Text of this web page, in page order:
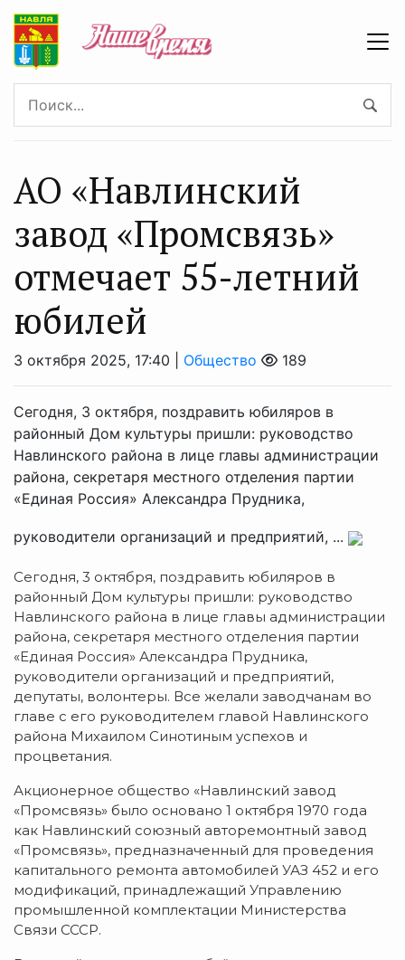
АО «Навлинский
завод «Промсвязь»
отмечает 55-летний
юбилей
3 октября 2025, 17:40 | Общество 189
Сегодня, 3 октября, поздравить юбиляров в
районный Дом культуры пришли: руководство
Навлинского района в лице главы администрации
района, секретаря местного отделения партии
«Единая Россия» Александра Прудника,
руководители организаций и предприятий, ...
Сегодня, 3 октября, поздравить юбиляров в
районный Дом культуры пришли: руководство
Навлинского района в лице главы администрации
района, секретаря местного отделения партии
«Единая Россия» Александра Прудника,
руководители организаций и предприятий,
депутаты, волонтеры. Все желали заводчанам во
главе с его руководителем главой Навлинского
района Михаилом Синотиным успехов и
процветания.
Акционерное общество «Навлинский завод
«Промсвязь» было основано 1 октября 1970 года
как Навлинский союзный авторемонтный завод
«Промсвязь», предназначенный для проведения
капитального ремонта автомобилей УАЗ 452 и его
модификаций, принадлежащий Управлению
промышленной комплектации Министерства
Связи СССР.